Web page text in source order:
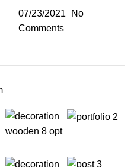
07/23/2021
No
Comments